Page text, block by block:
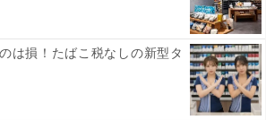
は損！たばこ税なしの新型タ